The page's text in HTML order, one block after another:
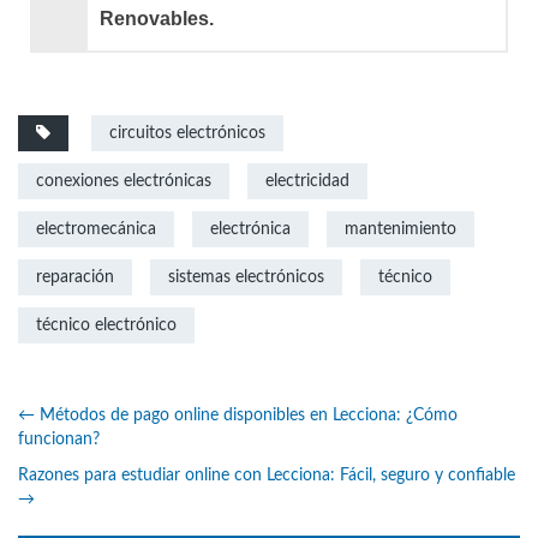
Renovables.
circuitos electrónicos
conexiones electrónicas electricidad
electromecánica electrónica mantenimiento
reparación sistemas electrónicos técnico
técnico electrónico
← Métodos de pago online disponibles en Lecciona: ¿Cómo
funcionan?
Razones para estudiar online con Lecciona: Fácil, seguro y confiable
→